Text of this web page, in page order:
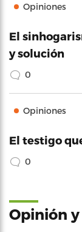
Opiniones
El
y solución
0
Opiniones
El testigo
0
Opinión